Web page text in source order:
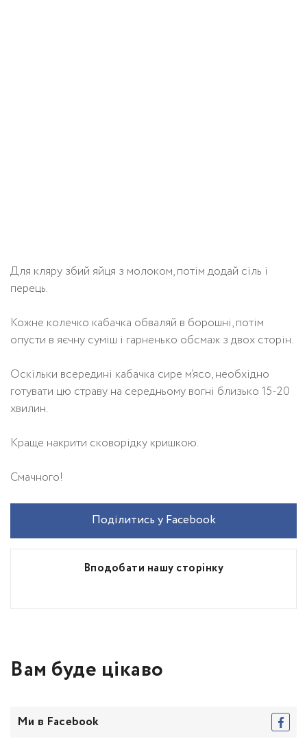
Для кляру збий яйця з молоком, потім додай сіль і
перець.
Кожне колечко кабачка обваляй в борошні, потім
опусти в яєчну суміш і гарненько обсмаж з двох сторін.
Оскільки всередині кабачка сире м’ясо, необхідно
готувати цю страву на середньому вогні близько 15-20
хвилин.
Краще накрити сковорідку кришкою.
Смачного!
Вподобати нашу сторінку
Поділитись у Facebook
Вам буде цікаво
Ми в Facebook